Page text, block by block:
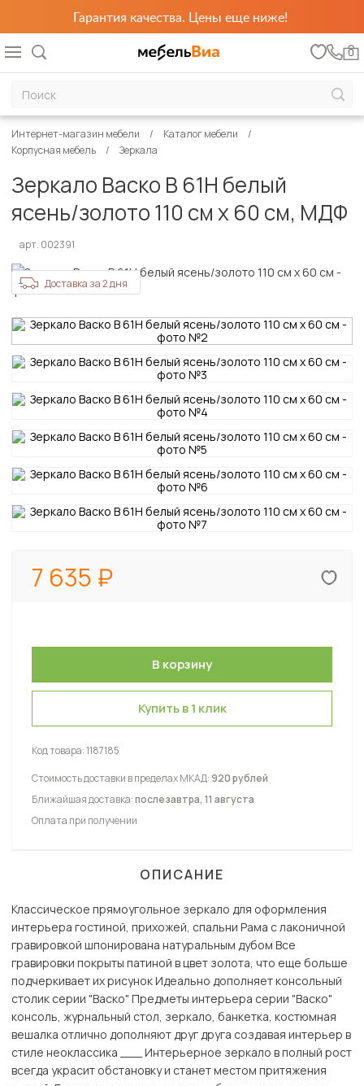
Гарантия качества. Цены еще ниже!
0
Интернет-магазин мебели
Каталог мебели
Корпусная мебель
Зеркала
Зеркало Васко В 61Н белый
ясень/золото 110 см х 60 см, МДФ
арт. 002391
Доставка за 2 дня
7 635
Купить в 1 клик
Код товара:1187185
Стоимость доставки в пределах МКАД:920 рублей
Ближайшая доставка:послезавтра, 11 августа
Оплата при получении
ОПИСАНИЕ
Классическое прямоугольное зеркало для оформления
интерьера гостиной, прихожей, спальни Рама с лаконичной
гравировкой шпонирована натуральным дубом Все
гравировки покрыты патиной в цвет золота, что еще больше
подчеркивает их рисунок Идеально дополняет консольный
столик серии "Васко" Предметы интерьера серии "Васко"
консоль, журнальный стол, зеркало, банкетка, костюмная
вешалка отлично дополняют друг друга создавая интерьер в
стиле неоклассика ___ Интерьерное зеркало в полный рост
всегда украсит обстановку и станет местом притяжения